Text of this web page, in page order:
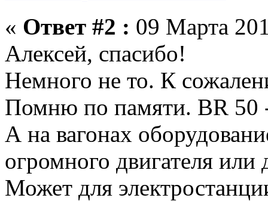
« Ответ #2 : 09 Марта
Алексей, спасибо!
Немного не то. К
Помню по памяти. BR 50
А на вагонах
огромного двигателя или
Может для